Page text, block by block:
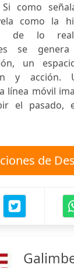
como
como la
de lo
se
un
y acción.
línea móvil
el pasado,
de